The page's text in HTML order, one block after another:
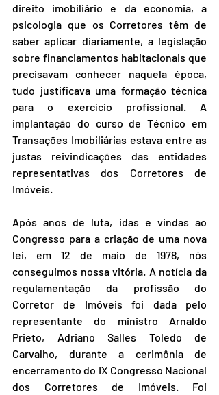
direito imobiliário e da economia, a
psicologia que os Corretores têm de
saber aplicar diariamente, a legislação
sobre financiamentos habitacionais que
precisavam conhecer naquela época,
tudo justificava uma formação técnica
para o exercício profissional. A
implantação do curso de Técnico em
Transações Imobiliárias estava entre as
justas reivindicações das entidades
representativas dos Corretores de
Imóveis.
Após anos de luta, idas e vindas ao
Congresso para a criação de uma nova
lei, em 12 de maio de 1978, nós
conseguimos nossa vitória. A notícia da
regulamentação da profissão do
Corretor de Imóveis foi dada pelo
representante do ministro Arnaldo
Prieto, Adriano Salles Toledo de
Carvalho, durante a cerimônia de
encerramento do IX Congresso Nacional
dos Corretores de Imóveis. Foi